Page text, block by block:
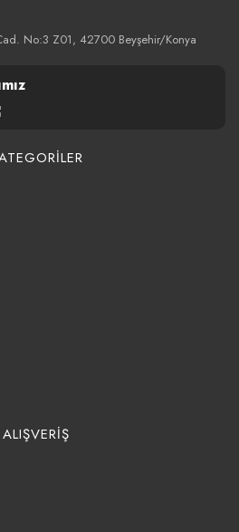
No:3 Z01, 42700 Beyşehir/Konya
ALIŞVERİŞ